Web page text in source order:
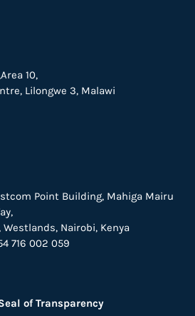
10,
Lilongwe 3, Malawi
Point Building, Mahiga Mairu
Westlands, Nairobi, Kenya
716 002 059
of Transparency